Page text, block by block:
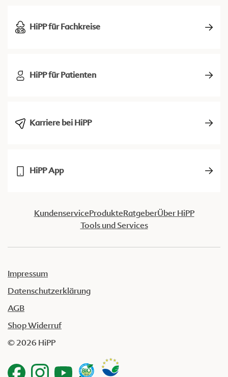
HiPP für Fachkreise
HiPP für Patienten
Karriere bei HiPP
HiPP App
KundenserviceProdukteRatgeberÜber HiPP
Tools und Services
Impressum
Datenschutzerklärung
AGB
Shop Widerruf
© 2026 HiPP